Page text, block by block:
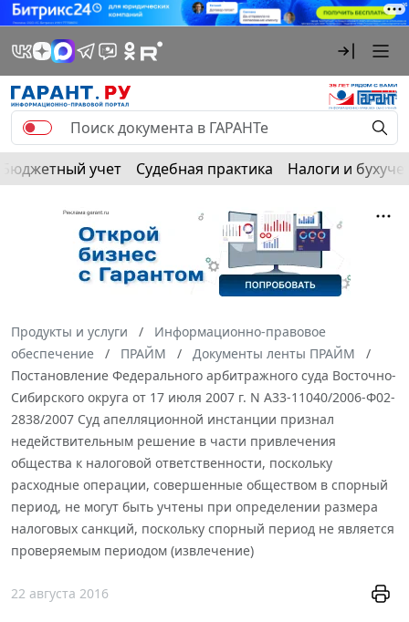
Бюджетный учет Судебная практика Налоги и
Продукты и услуги
Информационно-правовое
обеспечение
ПРАЙМ
Документы ленты ПРАЙМ
Постановление Федерального арбитражного суда Восточно-
Сибирского округа от 17 июля 2007 г. N А33-11040/2006-Ф02-
2838/2007 Суд апелляционной инстанции признал
недействительным решение в части привлечения
общества к налоговой ответственности, поскольку
расходные операции, совершенные обществом в спорный
период, не могут быть учтены при определении размера
налоговых санкций, поскольку спорный период не является
проверяемым периодом (извлечение)
22 августа 2016